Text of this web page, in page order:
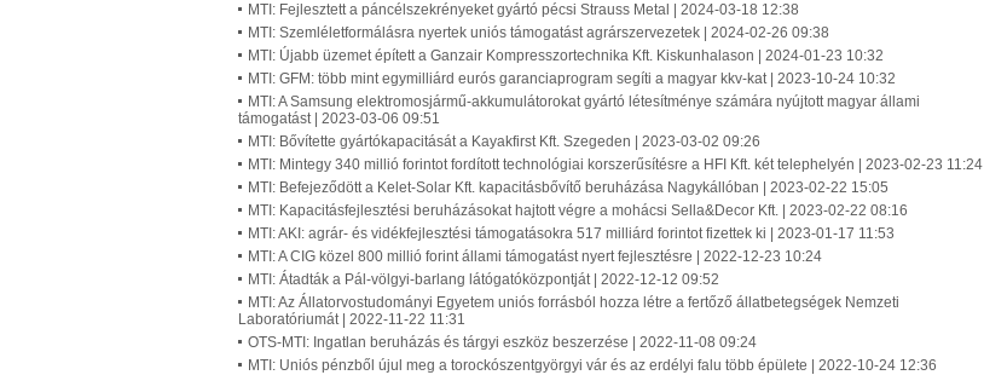
MTI: Fejlesztett a páncélszekrényeket gyártó pécsi Strauss Metal | 2024-03-18 12:38
MTI: Szemléletformálásra nyertek uniós támogatást agrárszervezetek | 2024-02-26 09:38
MTI: Újabb üzemet épített a Ganzair Kompresszortechnika Kft. Kiskunhalason | 2024-01-23 10:32
MTI: GFM: több mint egymilliárd eurós garanciaprogram segíti a magyar kkv-kat | 2023-10-24 10:32
MTI: A Samsung elektromosjármű-akkumulátorokat gyártó létesítménye számára nyújtott magyar állami
támogatást | 2023-03-06 09:51
MTI: Bővítette gyártókapacitását a Kayakfirst Kft. Szegeden | 2023-03-02 09:26
MTI: Mintegy 340 millió forintot fordított technológiai korszerűsítésre a HFI Kft. két telephelyén | 2023-02-23 11:24
MTI: Befejeződött a Kelet-Solar Kft. kapacitásbővítő beruházása Nagykállóban | 2023-02-22 15:05
MTI: Kapacitásfejlesztési beruházásokat hajtott végre a mohácsi Sella&Decor Kft. | 2023-02-22 08:16
MTI: AKI: agrár- és vidékfejlesztési támogatásokra 517 milliárd forintot fizettek ki | 2023-01-17 11:53
MTI: A CIG közel 800 millió forint állami támogatást nyert fejlesztésre | 2022-12-23 10:24
MTI: Átadták a Pál-völgyi-barlang látógatóközpontját | 2022-12-12 09:52
MTI: Az Állatorvostudományi Egyetem uniós forrásból hozza létre a fertőző állatbetegségek Nemzeti
Laboratóriumát | 2022-11-22 11:31
OTS-MTI: Ingatlan beruházás és tárgyi eszköz beszerzése | 2022-11-08 09:24
MTI: Uniós pénzből újul meg a torockószentgyörgyi vár és az erdélyi falu több épülete | 2022-10-24 12:36